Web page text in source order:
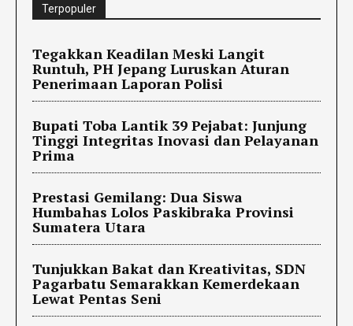
Terpopuler
Tegakkan Keadilan Meski Langit
Runtuh, PH Jepang Luruskan Aturan
Penerimaan Laporan Polisi
Bupati Toba Lantik 39 Pejabat: Junjung
Tinggi Integritas Inovasi dan Pelayanan
Prima
Prestasi Gemilang: Dua Siswa
Humbahas Lolos Paskibraka Provinsi
Sumatera Utara
Tunjukkan Bakat dan Kreativitas, SDN
Pagarbatu Semarakkan Kemerdekaan
Lewat Pentas Seni